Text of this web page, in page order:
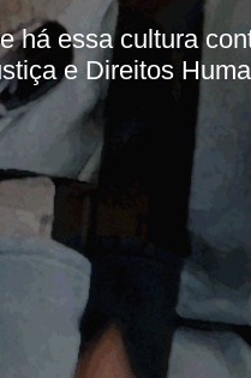
há essa cultura
e Direitos